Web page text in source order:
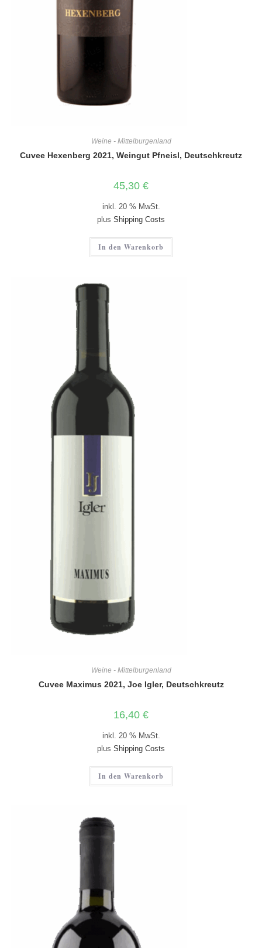
Weine - Mittelburgenland
Cuvee Hexenberg 2021, Weingut Pfneisl, Deutschkreutz
45,30 €
inkl. 20 % MwSt.
plus Shipping Costs
In den Warenkorb
Weine - Mittelburgenland
Cuvee Maximus 2021, Joe Igler, Deutschkreutz
16,40 €
inkl. 20 % MwSt.
plus Shipping Costs
In den Warenkorb